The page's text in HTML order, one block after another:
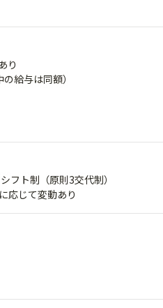
り
給与は同額）
フト制（原則3交代制）
応じて変動あり